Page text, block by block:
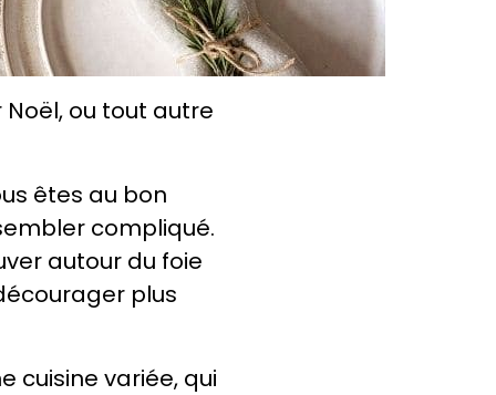
ou tout autre
êtes au bon
compliqué.
autour du foie
plus
cuisine variée, qui